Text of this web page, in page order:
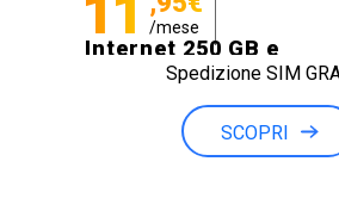
/mese
Internet 250 GB e
Minuti illimitati
Spedizione SIM
SCOPRI